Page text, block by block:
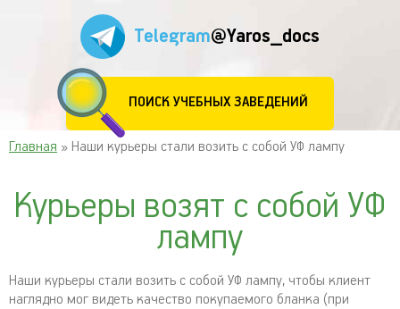
Telegram@Yaros_docs
ПОИСК УЧЕБНЫХ ЗАВЕДЕНИЙ
Главная » Наши курьеры стали возить с собой УФ лампу
Курьеры возят с собой УФ
лампу
Наши курьеры стали возить с собой УФ лампу, чтобы клиент
наглядно мог видеть качество покупаемого бланка (при